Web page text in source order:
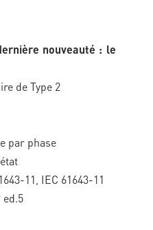
nouveauté : le
de Type 2
par phase
11, IEC 61643-11
ed.5